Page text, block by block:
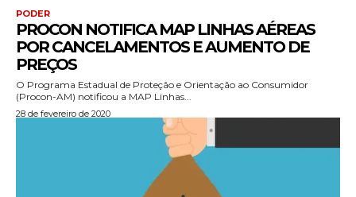
PODER
PROCON NOTIFICA MAP LINHAS AÉREAS
POR CANCELAMENTOS E AUMENTO DE
PREÇOS
O Programa Estadual de Proteção e Orientação ao Consumidor
(Procon-AM) notificou a MAP Linhas...
28 de fevereiro de 2020